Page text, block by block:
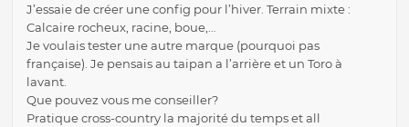
J’essaie de créer une config pour l’hiver. Terrain mixte :
Calcaire rocheux, racine, boue,…
Je voulais tester une autre marque (pourquoi pas
française). Je pensais au taipan a l’arrière et un Toro à
lavant.
Que pouvez vous me conseiller?
Pratique cross-country la majorité du temps et all